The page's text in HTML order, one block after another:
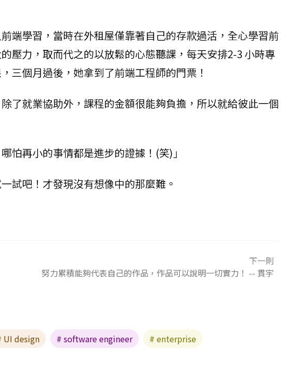
端學習，當時在外租屋僅靠著自己的存款過活，全心學習前
壓力，取而代之的以放鬆的心態聽課，每天安排2-3 小時專
三個月過後，她拿到了前端工程師的門票！
了就業協助外，課程的金額很能夠負擔，所以就給彼此一個
怕再小的事情都是進步的證據！(笑)」
試吧！才發現沒有想像中的那麼難。
下一則
努力累積能夠代表自己的作品，作品可以說明一切實力！ -- 貫宇
UI design # software engineer # enterprise